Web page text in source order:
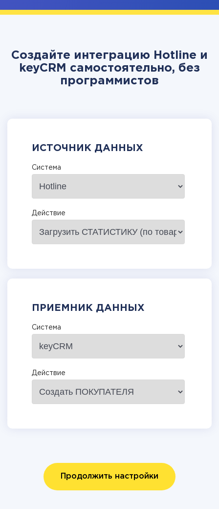
Создайте интеграцию Hotline и
keyCRM самостоятельно, без
программистов
ИСТОЧНИК ДАННЫХ
Система
Действие
ПРИЕМНИК ДАННЫХ
Система
Действие
Продолжить настройки